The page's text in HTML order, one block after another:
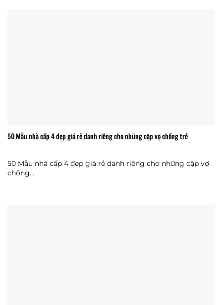
50 Mẫu nhà cấp 4 đẹp giá rẻ danh riêng cho những cặp vợ chồng trẻ
50 Mẫu nhà cấp 4 đẹp giá rẻ danh riêng cho những cặp vợ
chồng...